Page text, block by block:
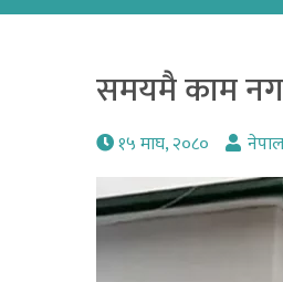
समयमै काम
१५ माघ, २०८०